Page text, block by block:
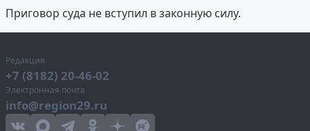
Приговор суда не вступил в законную силу.
Редакция
+7 (8182) 20-46-02
Электронная почта
info@region29.ru